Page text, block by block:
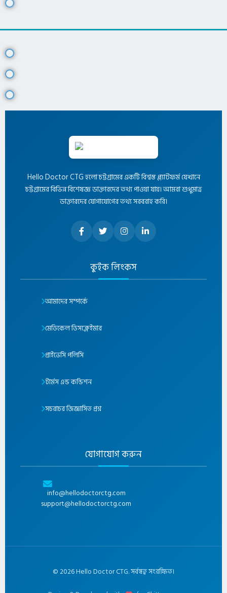
Hello Doctor CTG হলো চট্টগ্রামের একটি বিশ্বস্ত প্ল্যাটফর্ম যেখানে
চট্টগ্রামের বিভিন্ন বিশেষজ্ঞ ডাক্তারদের তথ্য পাওয়া যায়। আমরা শুধুমাত্র
ডাক্তারদের যোগাযোগের তথ্য সরবরাহ করি।
কুইক লিংকস
আমাদের সম্পর্কে
মেডিকেল ডিসক্লেইমার
প্রাইভেসি পলিসি
টার্মস এন্ড কন্ডিশন
সচরাচর জিজ্ঞাসিত প্রশ্ন
যোগাযোগ করুন
info@hellodoctorctg.com
support@hellodoctorctg.com
©2026Hello Doctor CTG. সর্বস্বত্ব সংরক্ষিত।